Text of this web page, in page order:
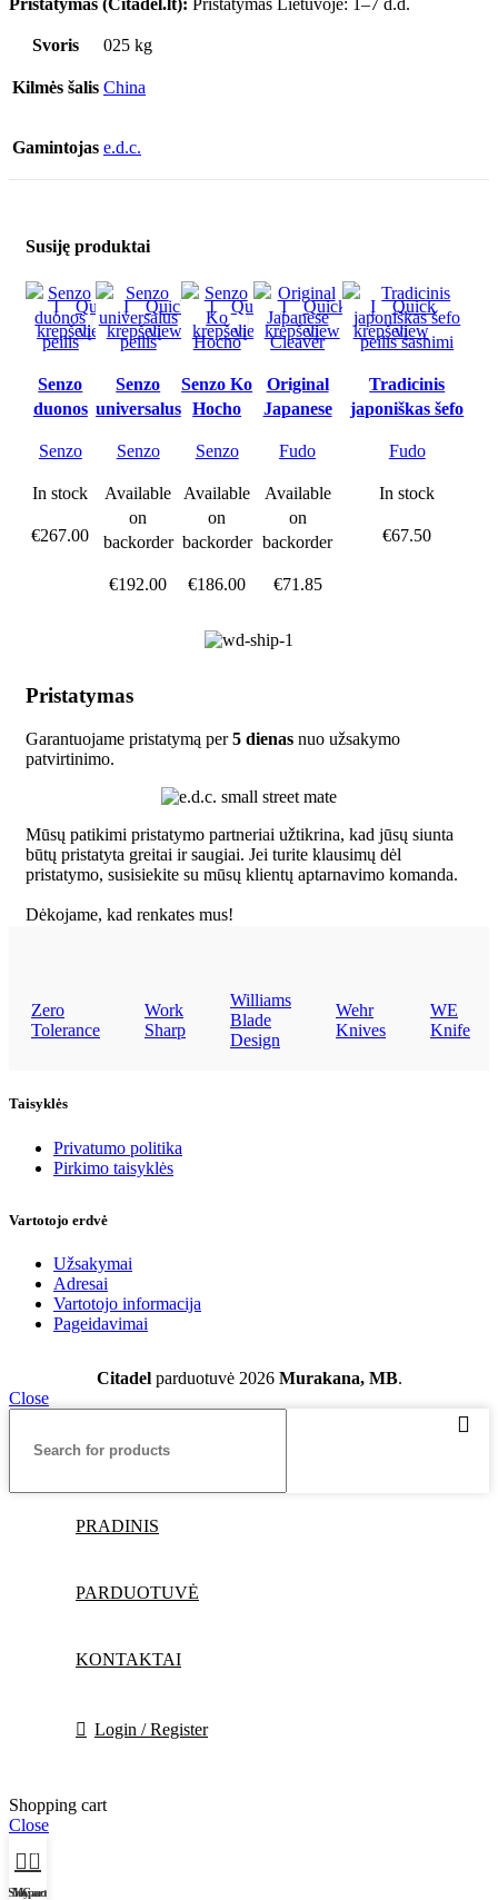
Pristatymas (Citadel.lt): Pristatymas Lietuvoje: 1–7 d.d.
Svoris 025 kg
Kilmės šalis China
Gamintojas e.d.c.
Susiję produktai
Į
krepšelį
Quick
view
Senzo
duonos
Senzo
In stock
€267.00
Į
krepšelį
Quick
view
Senzo
universalus
Senzo
Available
on
backorder
€192.00
Į
krepšelį
Quick
view
Senzo Ko
Hocho
Senzo
Available
on
backorder
€186.00
Į
krepšelį
Quick
view
Original
Japanese
Fudo
Available
on
backorder
€71.85
Į
krepšelį
Quick
view
Tradicinis
japoniškas šefo
Fudo
In stock
€67.50
Pristatymas
Garantuojame pristatymą per5 dienas nuo užsakymo
patvirtinimo.
Mūsų patikimi pristatymo partneriai užtikrina, kad jūsų siunta
būtų pristatyta greitai ir saugiai. Jei turite klausimų dėl
pristatymo, susisiekite su mūsų klientų aptarnavimo komanda.
Dėkojame, kad renkates mus!
Zero
Tolerance
Work
Sharp
Williams
Blade
Design
Wehr
Knives
WE
Knife
Taisyklės
Privatumo politika
Pirkimo taisyklės
Vartotojo erdvė
Užsakymai
Adresai
Vartotojo informacija
Pageidavimai
Citadelparduotuvė 2026 Murakana, MB.
Close
PRADINIS
PARDUOTUVĖ
KONTAKTAI
Login / Register
Shopping cart
Close
Shop
0
Cart
My account